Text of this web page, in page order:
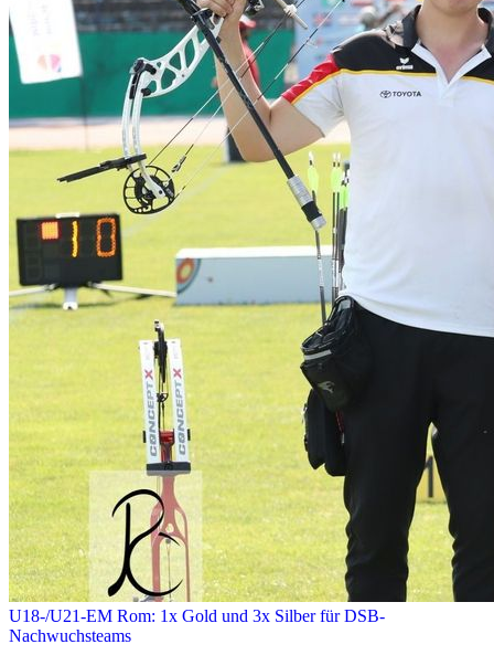
U18-/U21-EM Rom: 1x Gold und 3x Silber für DSB-
Nachwuchsteams